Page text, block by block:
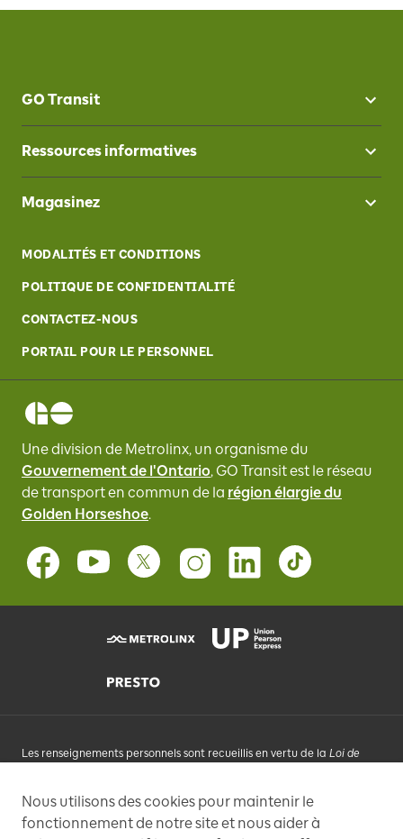
GO Transit
Ressources informatives
Magasinez
MODALITÉS ET CONDITIONS
POLITIQUE DE CONFIDENTIALITÉ
CONTACTEZ-NOUS
PORTAIL POUR LE PERSONNEL
Une division de Metrolinx, un organisme du
Gouvernement de l'Ontario, GO Transitest le réseau
de transport en commun de la région élargie du
Golden Horseshoe.
Les renseignements personnels sont recueillis en vertu de la Loi de
répondre à vos demandes, vous ajouter à une liste de diffusion
électronique qui pourrait envoyer des messages promotionnels,
Nous utilisons des cookies pour maintenir le
fonctionnement de notre site et nous aider à